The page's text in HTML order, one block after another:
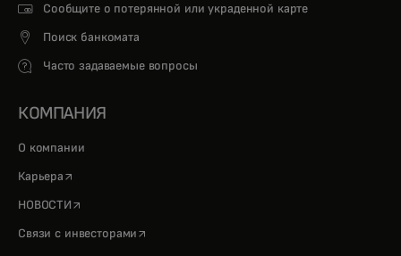
Сообщите о потерянной или украденной карте
Поиск банкомата
Часто задаваемые вопросы
КОМПАНИЯ
О компании
Карьера opens in a new tab
НОВОСТИ opens in a new tab
Связи с инвесторами opens in a new tab